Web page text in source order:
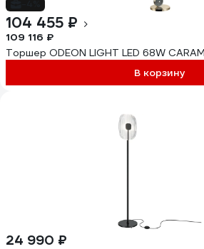
104 455 ₽
109 116 ₽
Торшер ODEON LIGHT LED 68W
В корзину
24 990 ₽